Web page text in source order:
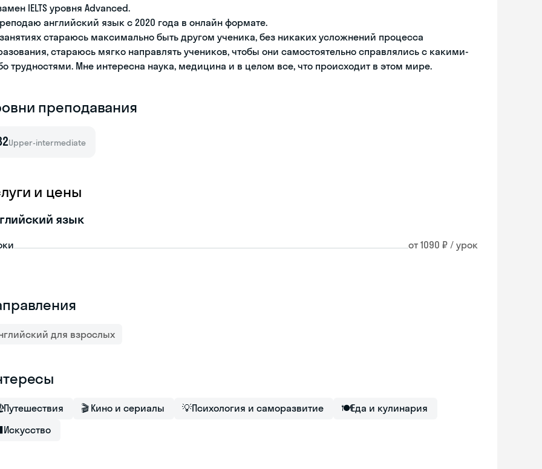
IELTS уровня Advanced.
английский язык с 2020 года в онлайн формате.
стараюсь максимально быть другом ученика, без никаких усложнений процесса
стараюсь мягко направлять учеников, чтобы они самостоятельно справлялись с какими-
трудностями. Мне интересна наука, медицина и в целом все, что происходит в этом мире.
преподавания
Upper-intermediate
и цены
язык
от 1090 ₽ / урок
для взрослых
Путешествия 🎬 Кино и сериалы 💡Психология и саморазвитие 🍽Еда и кулинария
Искусство